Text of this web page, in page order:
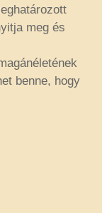
meg és
benne, hogy